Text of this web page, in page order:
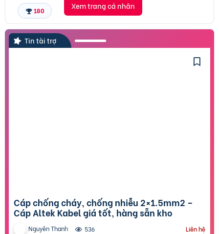
180
Xem trang cá nhân
Tin tài trợ
Cáp chống cháy, chống nhiễu 2×1.5mm2 –
Cáp Altek Kabel giá tốt, hàng sẵn kho
Nguyên Thanh 536 Liên hệ